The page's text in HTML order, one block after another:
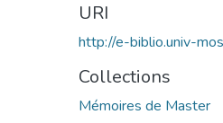
URI
http://e-biblio.univ-
Collections
Mémoires de Master